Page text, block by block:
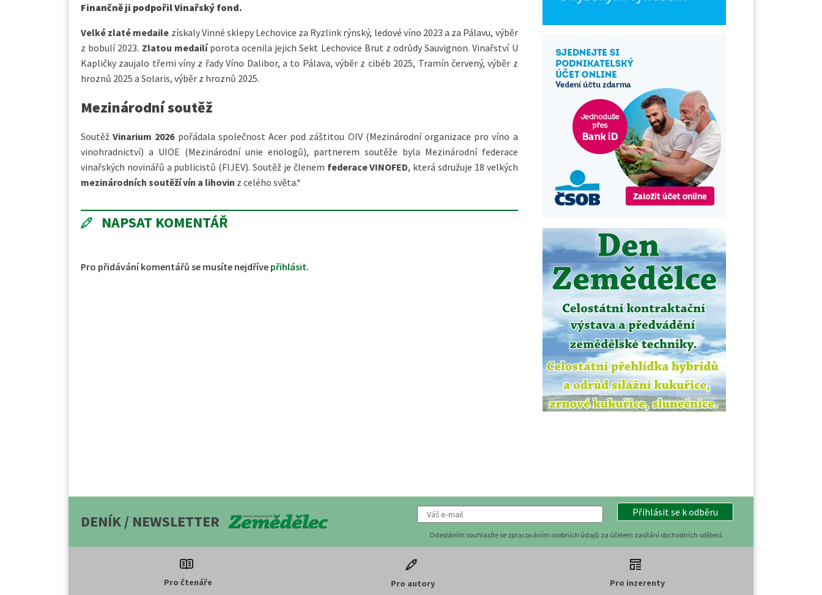
Finančně ji podpořil Vinařský fond.
Velké zlaté medaile získaly Vinné sklepy Lechovice za Ryzlink rýnský, ledové víno 2023 a za Pálavu, výběr
z bobulí 2023. Zlatou medailíporota ocenila jejich Sekt Lechovice Brut z odrůdy Sauvignon. Vinařství U
Kapličky zaujalo třemi víny z řady Víno Dalibor, a to Pálava, výběr z cibéb 2025, Tramín červený, výběr z
hroznů 2025 a Solaris, výběr z hroznů 2025.
Mezinárodní soutěž
SoutěžVinarium 2026pořádala společnost Acer pod záštitou OIV (Mezinárodní organizace pro víno a
vinohradnictví) a UIOE (Mezinárodní unie enologů), partnerem soutěže byla Mezinárodní federace
vinařských novinářů a publicistů (FIJEV). Soutěž je členem federace VINOFED, která sdružuje 18 velkých
mezinárodních soutěží vín a lihovin z celého světa.*
NAPSAT KOMENTÁŘ
Pro přidávání komentářů se musíte nejdříve přihlásit.
DENÍK / NEWSLETTER Přihlásit se k odběru
Odesláním souhlasíte se zpracováním osobních údajů za účelem zasílání obchodních sdělení.
Pro čtenáře
Pro autory
Pro inzerenty